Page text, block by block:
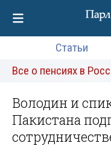
Статьи
Все о пенсиях в
Володин и
Пакистана